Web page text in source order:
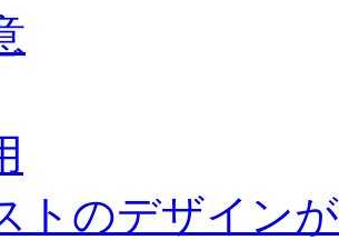
トのデザイン